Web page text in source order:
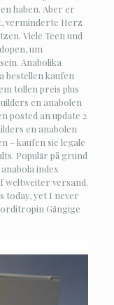
haben. Aber er
verminderte Herz
Viele Teen und
um
Anabolika
bestellen kaufen
tollen preis plus
en anabolen
posted an update 2
en anabolen
– kaufen sie legale
Populär på grund
index
weltweiter versand.
today, yet I never
Gängige